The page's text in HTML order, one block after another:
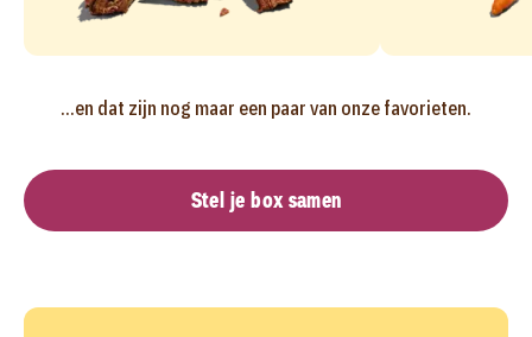
...en dat zijn nog maar een paar van onze favorieten.
Stel je box samen